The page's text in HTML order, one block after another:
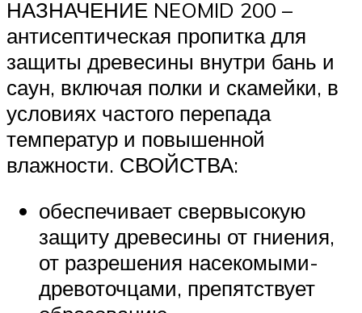
НАЗНАЧЕНИЕ NEOMID 200 –
антисептическая пропитка для
защиты древесины внутри бань и
саун, включая полки и скамейки, в
условиях частого перепада
температур и повышенной
влажности. СВОЙСТВА:
обеспечивает свервысокую
защиту древесины от гниения,
от разрешения насекомыми-
древоточцами, препятствует